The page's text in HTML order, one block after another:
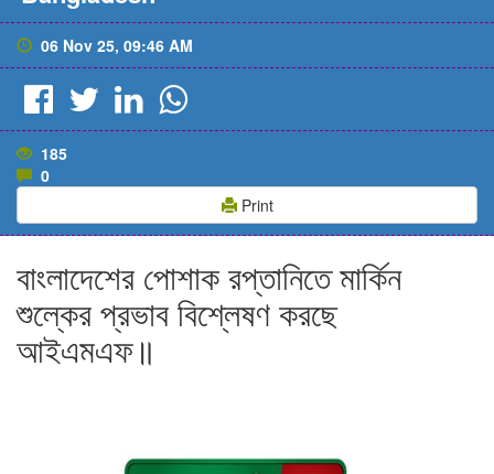
06 Nov 25, 09:46 AM
185
0
Print
বাংলাদেশের পোশাক রপ্তানিতে মার্কিন
শুল্কের প্রভাব বিশ্লেষণ করছে
আইএমএফ॥